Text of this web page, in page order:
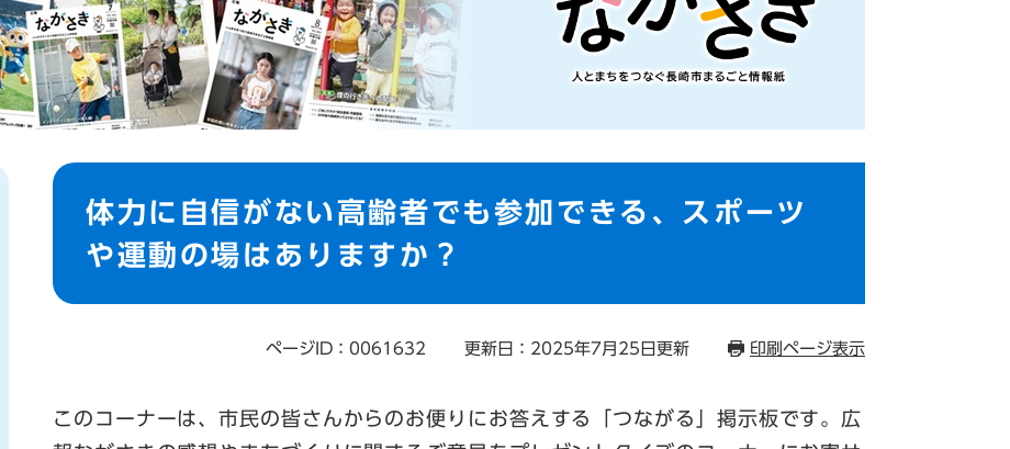
本
体力に自信がない高齢者でも参加できる、スポーツ
や運動の場はありますか？
ページID：0061632 更新日：2025年7月25日更新 印刷ページ表示
このコーナーは、市民の皆さんからのお便りにお答えする「つながる」掲示板です。広